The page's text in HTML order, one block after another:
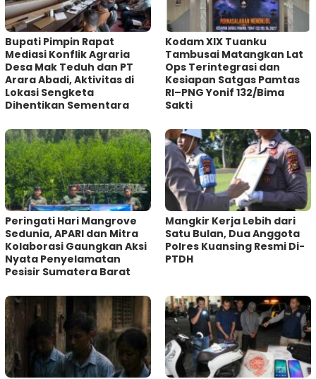
Bupati Pimpin Rapat
Mediasi Konflik Agraria
Desa Mak Teduh dan PT
Arara Abadi, Aktivitas di
Lokasi Sengketa
Dihentikan Sementara
Kodam XIX Tuanku
Tambusai Matangkan Lat
Ops Terintegrasi dan
Kesiapan Satgas Pamtas
RI–PNG Yonif 132/Bima
Sakti
Peringati Hari Mangrove
Sedunia, APARI dan Mitra
Kolaborasi Gaungkan Aksi
Nyata Penyelamatan
Pesisir Sumatera Barat
Mangkir Kerja Lebih dari
Satu Bulan, Dua Anggota
Polres Kuansing Resmi Di-
PTDH